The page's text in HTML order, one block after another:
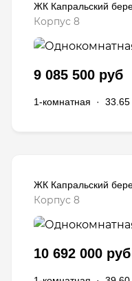
ЖК Капральский
Корпус 8
9 085 500 руб
1-комнатная ·
ЖК Капральский
Корпус 8
10 692 000 руб